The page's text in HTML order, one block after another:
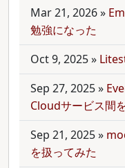
Mar 21, 2026»
勉強になった
Oct 9, 2025»
Sep 27, 2025»
Cloudサービス間
Sep 21, 2025»
を扱ってみた